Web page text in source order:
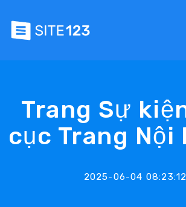
Trang Sự
cục Trang Nội
2025-06-04 08:23:12